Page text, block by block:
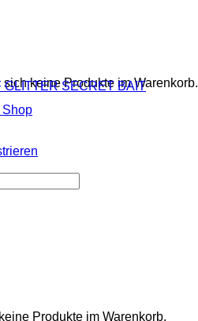
keine Produkte im Warenkorb.
Shop
Produkte im Warenkorb.
GLITTER SECRET BAIT